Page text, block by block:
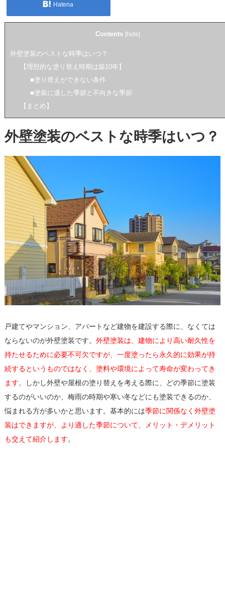
Hatena
Contents [hide]
外壁塗装のベストな時季はいつ？
【理想的な塗り替え時期は築10年】
■塗り替えができない条件
■塗装に適した季節と不向きな季節
【まとめ】
外壁塗装のベストな時季はいつ？
戸建てやマンション、アパートなど建物を建設する際に、なくては
ならないのが外壁塗装です。 外壁塗装は、建物により高い耐久性を
持たせるために必要不可欠ですが、一度塗ったら永久的に効果が持
続するというものではなく、塗料や環境によって寿命が変わってき
ます。
しかし外壁や屋根の塗り替えを考える際に、どの季節に塗装
するのがいいのか、梅雨の時期や寒い冬などにも塗装できるのか、
悩まれる方が多いかと思います。基本的には季節に関係なく外壁塗
装はできますが、より適した季節について、メリット・デメリット
も交えて紹介します。